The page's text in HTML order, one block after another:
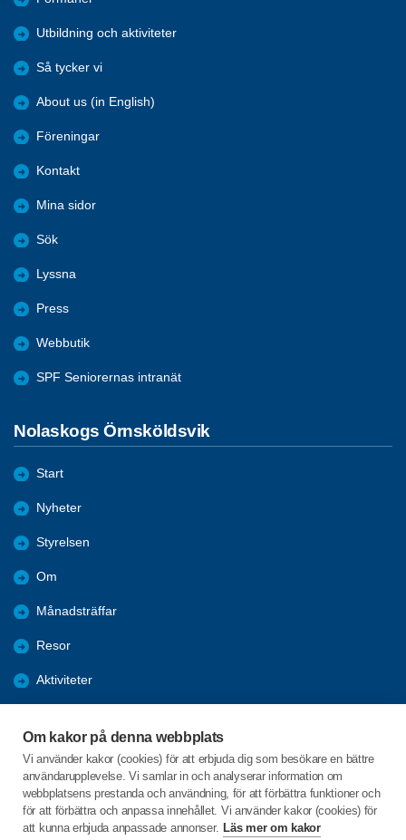
Om kakor på denna webbplats
Vi använder kakor (cookies) för att erbjuda dig som besökare en bättre
användarupplevelse. Vi samlar in och analyserar information om
webbplatsens prestanda och användning, för att förbättra funktioner och
för att förbättra och anpassa innehållet. Vi använder kakor (cookies) för
att kunna erbjuda anpassade annonser. Läs mer om kakor
Utbildning och aktiviteter
Så tycker vi
About us (in English)
Föreningar
Kontakt
Mina sidor
Sök
Lyssna
Press
Webbutik
SPF Seniorernas intranät
Nolaskogs Örnsköldsvik
Start
Nyheter
Styrelsen
Om
Månadsträffar
Resor
Aktiviteter
Almanacka 2026
Bli medlem